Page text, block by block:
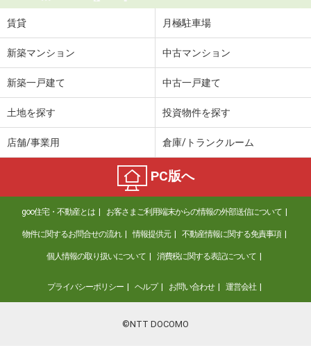
賃貸 月極駐車場
新築マンション 中古マンション
新築一戸建て 中古一戸建て
土地を探す 投資物件を探す
店舗/事業用 倉庫/トランクルーム
PC版へ
goo住宅・不動産とは お客さまご利用端末からの情報の外部送信について
物件に関するお問合せの流れ 情報提供元 不動産情報に関する免責事項
個人情報の取り扱いについて 消費税に関する表記について
プライバシーポリシー ヘルプ お問い合わせ 運営会社
©NTT DOCOMO